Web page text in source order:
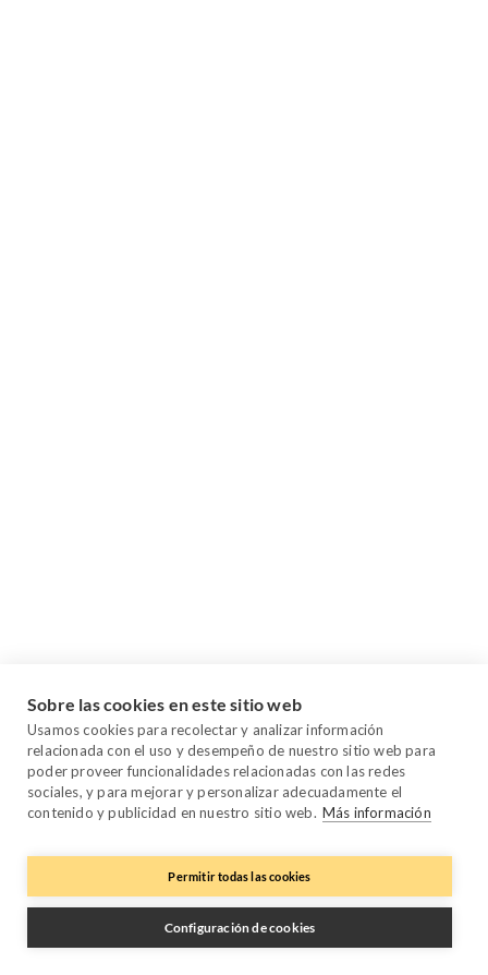
FAQs
Sobre las cookies en este sitio web
Usamos cookies para recolectar y analizar información
relacionada con el uso y desempeño de nuestro sitio web para
poder proveer funcionalidades relacionadas con las redes
sociales, y para mejorar y personalizar adecuadamente el
contenido y publicidad en nuestro sitio web. Más información
Permitir todas las cookies
Configuración de cookies